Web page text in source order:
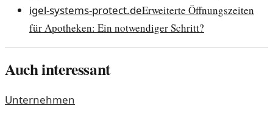
igel-systems-protect.deErweiterte Öffnungszeiten
für Apotheken: Ein notwendiger Schritt?
Auch interessant
Unternehmen